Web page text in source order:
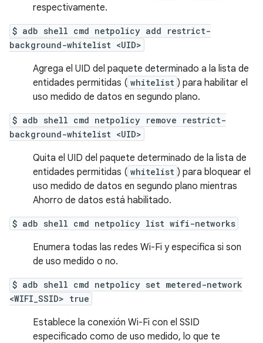
respectivamente.
$ adb shell cmd netpolicy add restrict-
background-whitelist <UID>
Agrega el UID del paquete determinado a la lista de
entidades permitidas ( whitelist ) para habilitar el
uso medido de datos en segundo plano.
$ adb shell cmd netpolicy remove restrict-
background-whitelist <UID>
Quita el UID del paquete determinado de la lista de
entidades permitidas ( whitelist ) para bloquear el
uso medido de datos en segundo plano mientras
Ahorro de datos está habilitado.
$ adb shell cmd netpolicy list wifi-networks
Enumera todas las redes Wi-Fi y especifica si son
de uso medido o no.
$ adb shell cmd netpolicy set metered-network
<WIFI_SSID> true
Establece la conexión Wi-Fi con el SSID
especificado como de uso medido, lo que te